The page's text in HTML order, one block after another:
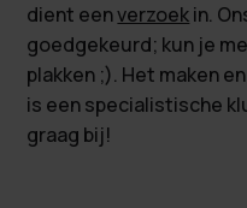
dient eenverzoekin.
goedgekeurd; kun je
plakken ;). Het maken
is een specialistische
graag bij!